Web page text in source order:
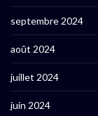
septembre 2024
août 2024
juillet 2024
juin 2024